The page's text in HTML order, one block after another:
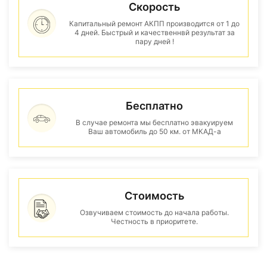
Скорость
Капитальный ремонт АКПП производится от 1 до
4 дней. Быстрый и качественнвй результат за
пару дней !
Бесплатно
В случае ремонта мы бесплатно эвакуируем
Ваш автомобиль до 50 км. от МКАД-а
Стоимость
Озвучиваем стоимость до начала работы.
Честность в приоритете.